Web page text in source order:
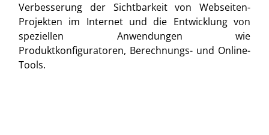
Verbesserung der Sichtbarkeit von Webseiten-
Projekten im Internet und die Entwicklung von
speziellen Anwendungen wie
Produktkonfiguratoren, Berechnungs- und Online-
Tools.